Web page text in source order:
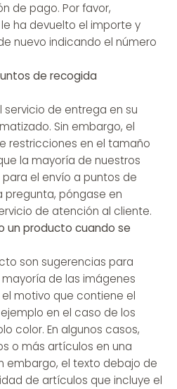
de pago. Por favor,
ha devuelto el importe y
nuevo indicando el número
de recogida
de entrega en su
Sin embargo, el
restricciones en el tamaño
la mayoría de nuestros
el envío a puntos de
pregunta, póngase en
de atención al cliente.
un producto cuando se
son sugerencias para
de las imágenes
motivo que contiene el
en el caso de los
color. En algunos casos,
o más artículos en una
embargo, el texto debajo de
de artículos que incluye el